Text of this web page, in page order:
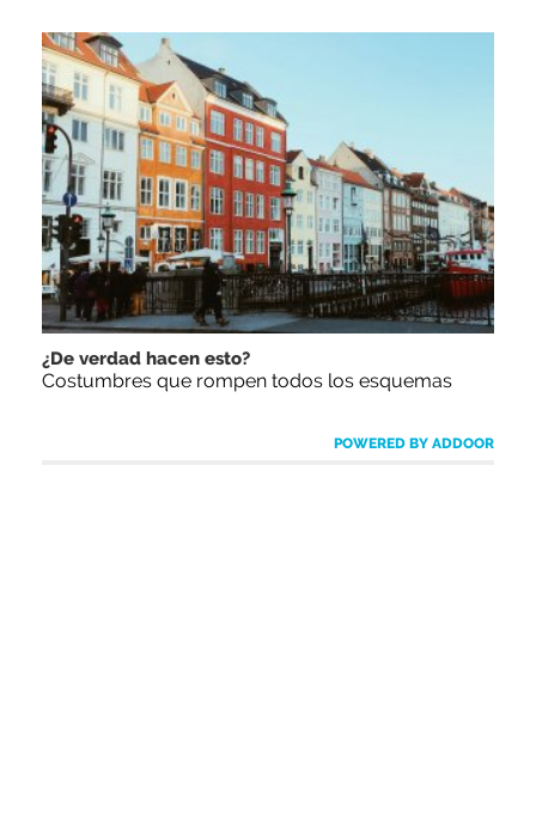
¿De verdad hacen esto?
Costumbres que rompen todos los esquemas
POWERED BY ADDOOR